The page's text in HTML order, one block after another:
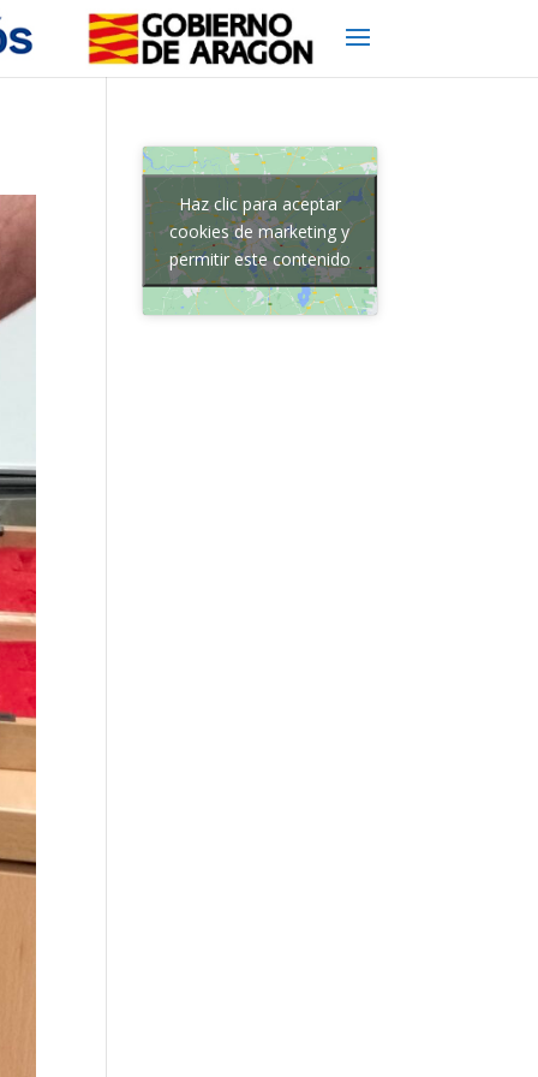
Haz clic para aceptar
cookies de marketing y
permitir este contenido